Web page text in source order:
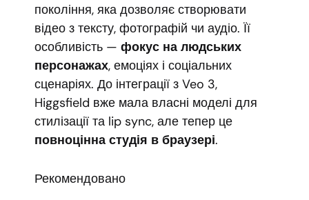
покоління, яка дозволяє створювати
відео з тексту, фотографій чи аудіо. Її
особливість — фокус на людських
персонажах, емоціях і соціальних
сценаріях. До інтеграції з Veo 3,
Higgsfield вже мала власні моделі для
стилізації та lip sync, але тепер це
повноцінна студія в браузері.
Рекомендовано